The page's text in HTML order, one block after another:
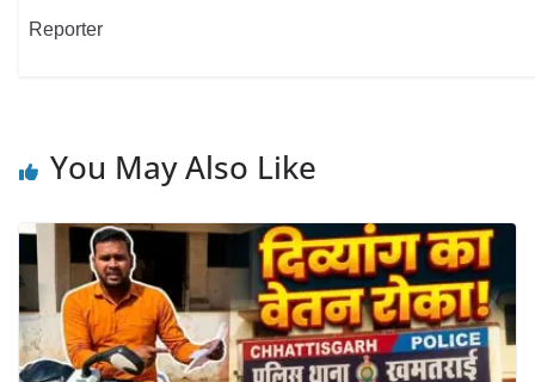
Reporter
You May Also Like